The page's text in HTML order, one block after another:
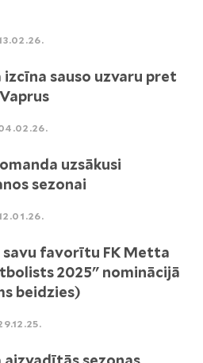
izcīna sauso uzvaru pret
uzsākusi
sezonai
savu favorītu FK Metta
2025" nominācijā
beidzies)